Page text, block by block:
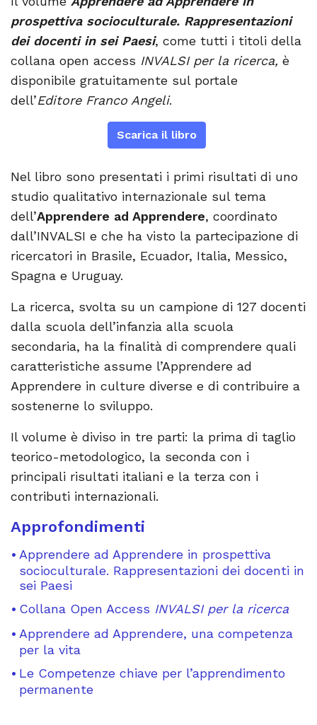
prospettiva socioculturale. Rappresentazioni
dei docenti in sei Paesi, come tutti i titoli della
collana open access INVALSI per la ricerca, è
disponibile gratuitamente sul portale
dell’Editore Franco Angeli.
Scarica il libro
Nel libro sono presentati i primi risultati di uno
studio qualitativo internazionale sul tema
dell’Apprendere ad Apprendere, coordinato
dall’INVALSI e che ha visto la partecipazione di
ricercatori in Brasile, Ecuador, Italia, Messico,
Spagna e Uruguay.
La ricerca, svolta su un campione di 127 docenti
dalla scuola dell’infanzia alla scuola
secondaria, ha la finalità di comprendere quali
caratteristiche assume l’Apprendere ad
Apprendere in culture diverse e di contribuire a
sostenerne lo sviluppo.
Il volume è diviso in tre parti: la prima di taglio
teorico-metodologico, la seconda con i
principali risultati italiani e la terza con i
contributi internazionali.
Approfondimenti
Apprendere ad Apprendere in prospettiva
socioculturale. Rappresentazioni dei docenti in
sei Paesi
Collana Open Access INVALSI per la ricerca
Apprendere ad Apprendere, una competenza
per la vita
Le Competenze chiave per l’apprendimento
permanente